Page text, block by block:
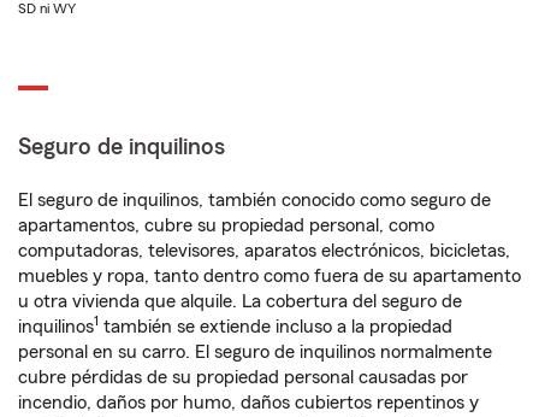
SD ni WY
Seguro de inquilinos
El seguro de inquilinos, también conocido como seguro de
apartamentos, cubre su propiedad personal, como
computadoras, televisores, aparatos electrónicos, bicicletas,
muebles y ropa, tanto dentro como fuera de su apartamento
u otra vivienda que alquile. La cobertura del seguro de
inquilinos1 también se extiende incluso a la propiedad
personal en su carro. El seguro de inquilinos normalmente
cubre pérdidas de su propiedad personal causadas por
incendio, daños por humo, daños cubiertos repentinos y